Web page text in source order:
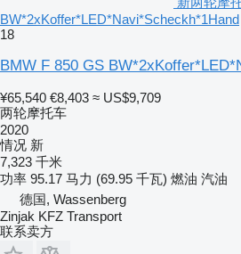
BW*2xKoffer*LED*Navi*Scheckh*1Hand
18
BMW F 850 GS
¥65,540 €8,403 ≈ US$9,709
两轮摩托车
2020
情况 新
7,323 千米
功率 95.17 马力 (69.95 千瓦) 燃油 汽油
德国, Wassenberg
Zinjak KFZ Transport
联系卖方